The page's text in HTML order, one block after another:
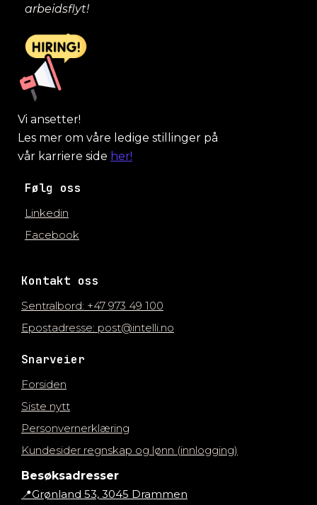
arbeidsflyt!
Vi ansetter!
Les mer om våre ledige stillinger på
vår karriere side her!
Følg oss
Linkedin
Facebook
Kontakt oss
Sentralbord: +47 973 49 100
Epostadresse: post@intelli.no
Snarveier
Forsiden
Siste nytt
Personvernerklæring
Kundesider regnskap og lønn (innlogging)
Besøksadresser
📍Grønland 53, 3045 Drammen